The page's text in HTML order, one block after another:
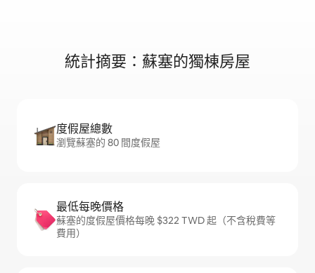
統計摘要：蘇塞的獨棟房屋
度假屋總數
瀏覽蘇塞的 80 間度假屋
最低每晚價格
蘇塞的度假屋價格每晚 $322 TWD 起（不含稅費等
費用）